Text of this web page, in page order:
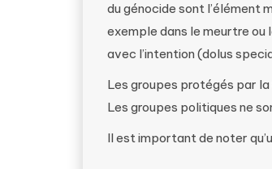
du génocide sont l’élément
exemple dans le meurtre ou
avec l’intention (dolus
Les groupes protégés par
Les groupes politiques ne
Il est important de noter